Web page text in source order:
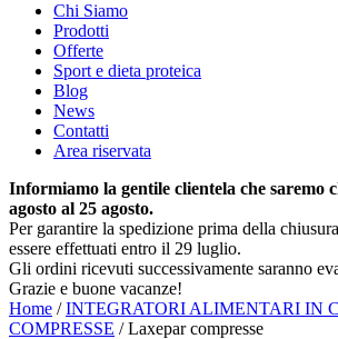
Chi Siamo
Prodotti
Offerte
Sport e dieta proteica
Blog
News
Contatti
Area riservata
Informiamo la gentile clientela che saremo
agosto al 25 agosto.
Per garantire la spedizione prima della
essere effettuati entro il 29 luglio.
Gli ordini ricevuti successivamente saranno
Grazie e buone vacanze!
Home /INTEGRATORI ALIMENTARI IN
COMPRESSE / Laxepar compresse